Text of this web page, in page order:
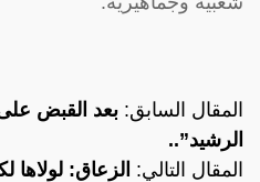
المقال السابق: بعد القبض
الرشيد”..
المقال التالي: الزعاق: لولاها